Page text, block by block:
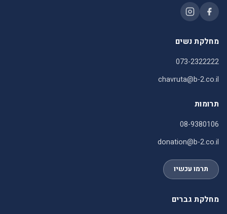
מחלקת נשים
073-2322222
chavruta@b-2.co.il
תרומות
08-9380106
donation@b-2.co.il
תרמו עכשיו
מחלקת גברים